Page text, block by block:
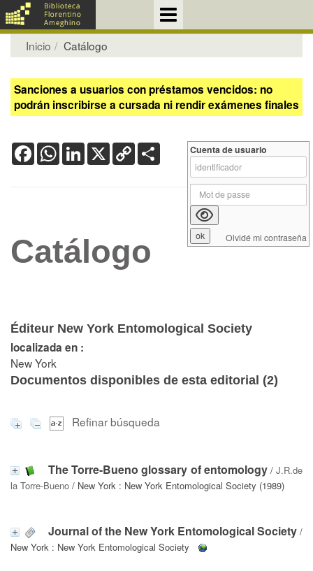
Inicio Catálogo
Sanciones a usuarios con préstamos vencidos: no
podrán inscribirse a cursada ni rendir exámenes finales
FacebookWhatsApp
LinkedIn
X Copy
Link
Catálogo
Éditeur New York Entomological Society
localizada en :
New York
Documentos disponibles de esta editorial (2)
Refinar búsqueda
The Torre-Bueno glossary of entomology/J.R.de
la Torre-Bueno / New York : New York Entomological Society (1989)
Journal of the New York Entomological Society /
New York : New York Entomological Society
Cuenta de usuario
Olvidé mi contraseña